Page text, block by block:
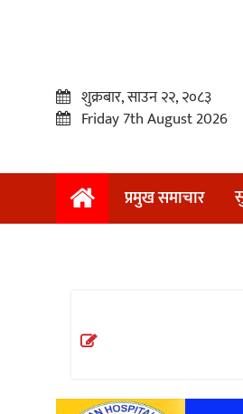
प्रमुख
अन्तराष्ट्रिय
शुक्रबार, साउन २२, २०८३
Friday 7th August 2026
प्रमुख समाचार